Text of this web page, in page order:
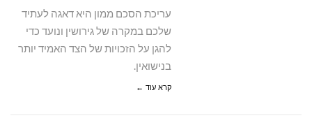
עריכת הסכם ממון היא דאגה לעתיד
שלכם במקרה של גירושין ונועד כדי
להגן על הזכויות של הצד האמיד יותר
בנישואין.
קרא עוד ←